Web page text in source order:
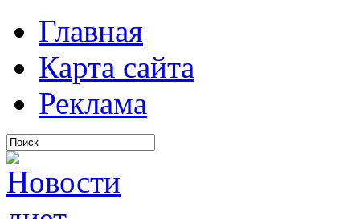
Главная
Карта сайта
Реклама